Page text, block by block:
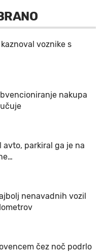
voznike s
nakupa
avto, parkiral ga je na
nenavadnih vozil
čez noč podrlo